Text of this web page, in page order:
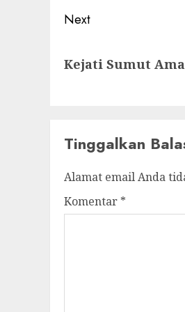
Next
post:
Kejati Sumut
Tinggalkan
Alamat email Anda
Komentar *